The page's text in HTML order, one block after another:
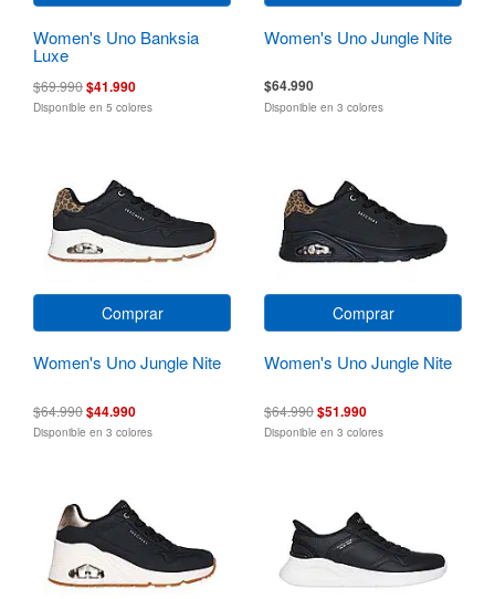
Women's Uno Banksia
Luxe
$69.990$41.990
Disponible en 5 colores
Women's Uno Jungle Nite
$64.990
Disponible en 3 colores
Comprar
Women's Uno Jungle Nite
$64.990$44.990
Disponible en 3 colores
Comprar
Women's Uno Jungle Nite
$64.990$51.990
Disponible en 3 colores